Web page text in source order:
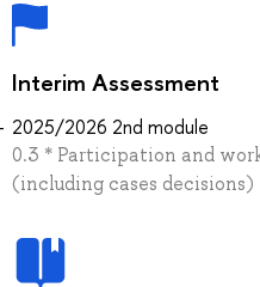
Interim Assessment
2025/2026 2nd module
0.3 * Participation and
(including cases